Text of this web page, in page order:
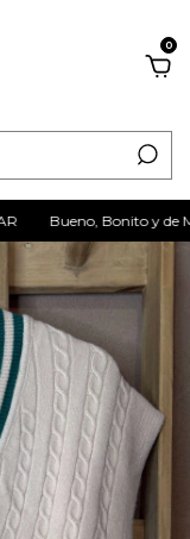
0
Bueno, Bonito y de